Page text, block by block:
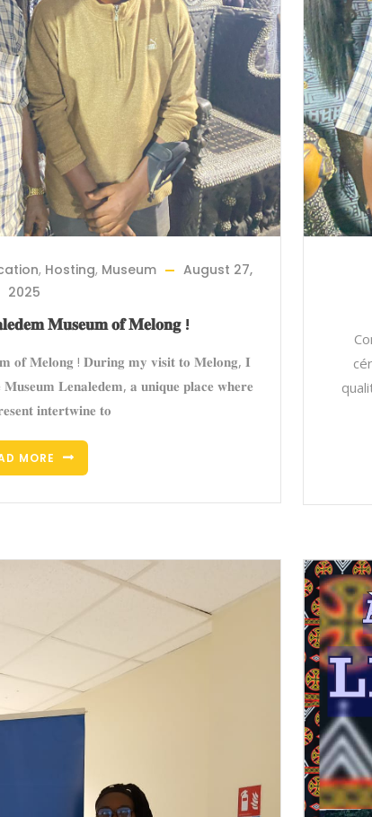
, Hosting, Museum
August 27,
2025
𝐌𝐮𝐬𝐞𝐮𝐦 𝐨𝐟 𝐌𝐞𝐥𝐨𝐧𝐠 !
𝐨𝐟 𝐌𝐞𝐥𝐨𝐧𝐠 ! 𝐃𝐮𝐫𝐢𝐧𝐠 𝐦𝐲 𝐯𝐢𝐬𝐢𝐭 𝐭𝐨 𝐌𝐞𝐥𝐨𝐧𝐠, 𝐈
𝐌𝐮𝐬𝐞𝐮𝐦 𝐋𝐞𝐧𝐚𝐥𝐞𝐝𝐞𝐦, 𝐚 𝐮𝐧𝐢𝐪𝐮𝐞 𝐩𝐥𝐚𝐜𝐞 𝐰𝐡𝐞𝐫𝐞
𝐢𝐧𝐭𝐞𝐫𝐭𝐰𝐢𝐧𝐞 𝐭𝐨
MORE